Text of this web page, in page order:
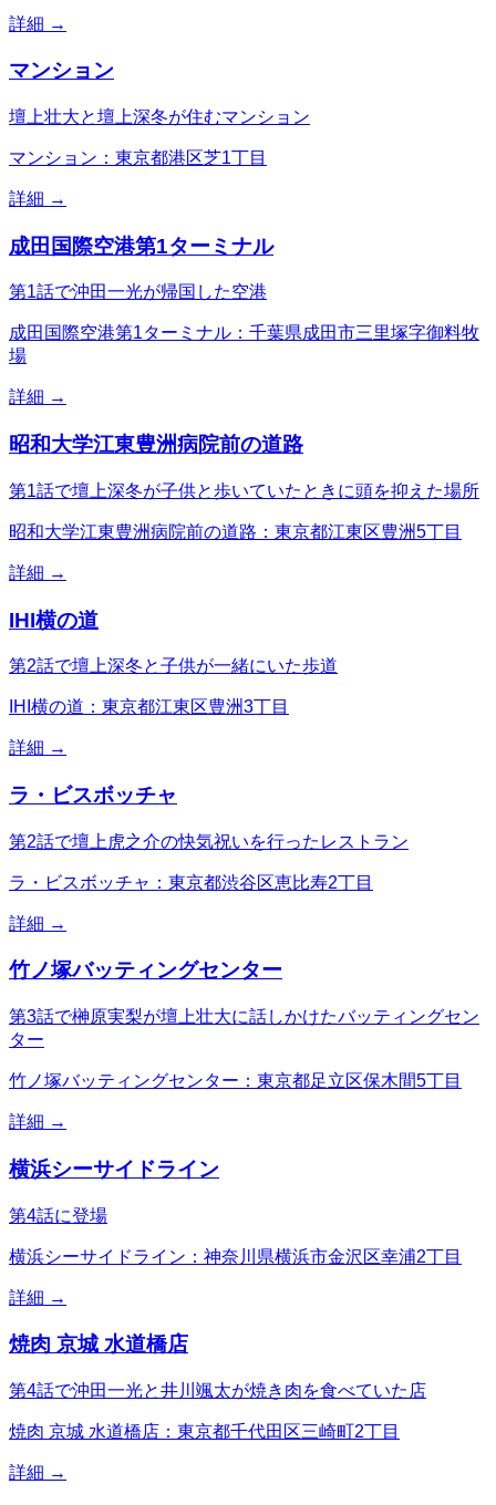
詳細 →
マンション
壇上壮大と壇上深冬が住むマンション
マンション：東京都港区芝1丁目
詳細 →
成田国際空港第1ターミナル
第1話で沖田一光が帰国した空港
成田国際空港第1ターミナル：千葉県成田市三里塚字御料牧
場
詳細 →
昭和大学江東豊洲病院前の道路
第1話で壇上深冬が子供と歩いていたときに頭を抑えた場所
昭和大学江東豊洲病院前の道路：東京都江東区豊洲5丁目
詳細 →
IHI横の道
第2話で壇上深冬と子供が一緒にいた歩道
IHI横の道：東京都江東区豊洲3丁目
詳細 →
ラ・ビスボッチャ
第2話で壇上虎之介の快気祝いを行ったレストラン
ラ・ビスボッチャ：東京都渋谷区恵比寿2丁目
詳細 →
竹ノ塚バッティングセンター
第3話で榊原実梨が壇上壮大に話しかけたバッティングセン
ター
竹ノ塚バッティングセンター：東京都足立区保木間5丁目
詳細 →
横浜シーサイドライン
第4話に登場
横浜シーサイドライン：神奈川県横浜市金沢区幸浦2丁目
詳細 →
焼肉 京城 水道橋店
第4話で沖田一光と井川颯太が焼き肉を食べていた店
焼肉 京城 水道橋店：東京都千代田区三崎町2丁目
詳細 →